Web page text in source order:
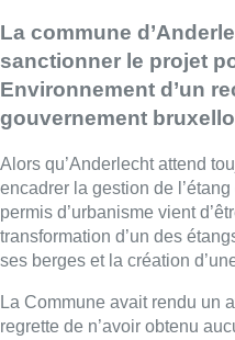
La commune
sanctionner le projet
Environnement d’un
gouvernement
Alors qu’Anderlecht attend
encadrer la gestion de
permis d’urbanisme vient
transformation d’un des
ses berges et la création
La Commune avait rendu un
regrette de n’avoir obtenu